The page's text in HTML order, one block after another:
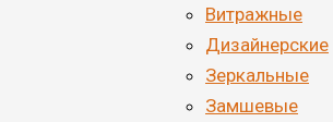
Витражные
Дизайнерские
Зеркальные
Замшевые